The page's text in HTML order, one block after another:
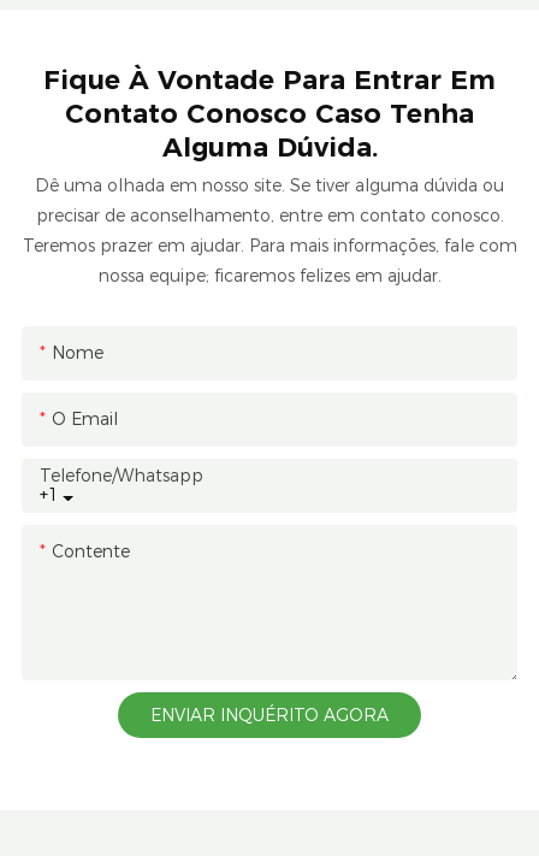
Fique À Vontade Para Entrar Em
Contato Conosco Caso Tenha
Alguma Dúvida.
Dê uma olhada em nosso site. Se tiver alguma dúvida ou
precisar de aconselhamento, entre em contato conosco.
Teremos prazer em ajudar. Para mais informações, fale com
nossa equipe; ficaremos felizes em ajudar.
Nome
O Email
+1
Telefone/whatsapp
Contente
ENVIAR INQUÉRITO AGORA